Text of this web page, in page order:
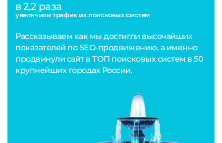
в 2,2 раза
увеличили трафик из поисковых систем
Рассказываем как мы достигли высочайших
показателей по SEO-продвижению, а именно
продвинули сайт в ТОП поисковых систем в 50
крупнейших городах России.